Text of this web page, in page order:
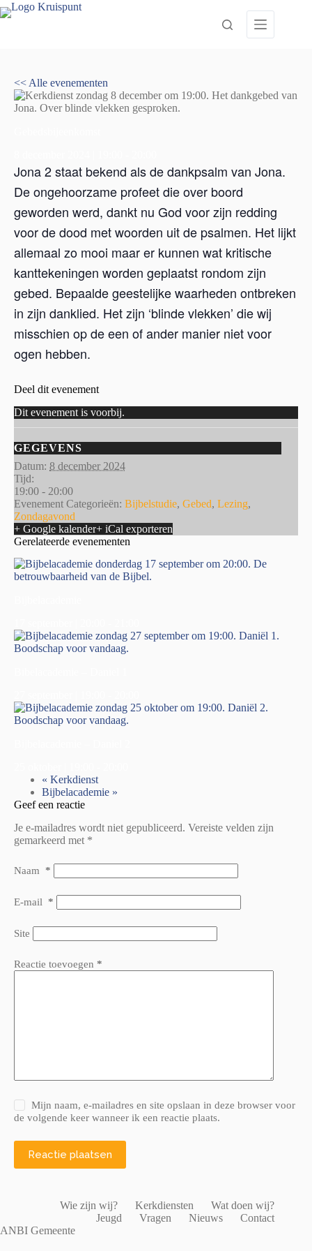
Ga
naar
<< Alle evenementen
Jona 2 staat bekend als de dankpsalm van Jona.
De ongehoorzame profeet die over boord
geworden werd, dankt nu God voor zijn redding
voor de dood met woorden uit de psalmen. Het lijkt
allemaal zo mooi maar er kunnen wat kritische
kanttekeningen worden geplaatst rondom zijn
gebed. Bepaalde geestelijke waarheden ontbreken
in zijn danklied. Het zijn ‘blinde vlekken’ die wij
misschien op de een of ander manier niet voor
ogen hebben.
Deel dit evenement
Dit evenement is voorbij.
GEGEVENS
Datum: 8 december 2024
Tijd:
19:00 - 20:00
Evenement Categorieën: Bijbelstudie, Gebed, Lezing,
Zondagavond
+ Google kalender+ iCal exporteren
Gerelateerde evenementen
« Kerkdienst
Bijbelacademie »
Geef een reactie
Je e-mailadres wordt niet gepubliceerd. Vereiste velden zijn
gemarkeerd met *
Naam *
E-mail *
Site
Reactie toevoegen *
Mijn naam, e-mailadres en site opslaan in deze browser voor
de volgende keer wanneer ik een reactie plaats.
Reactie plaatsen
Wie zijn wij? Kerkdiensten
Wat doen wij?
Jeugd
Vragen Nieuws
Contact
ANBI Gemeente